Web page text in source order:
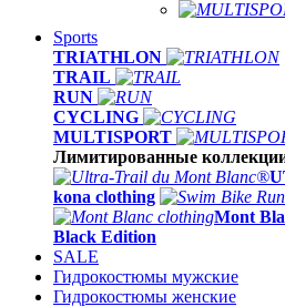
Sports
TRIATHLON
TRAIL
RUN
CYCLING
MULTISPORT
Лимитированные
kona clothing
Mont
Black Edition
SALE
Гидрокостюмы мужские
Гидрокостюмы женские